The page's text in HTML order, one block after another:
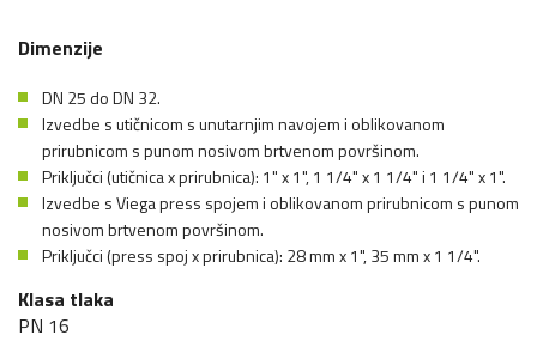
Dimenzije
DN 25 do DN 32.
Izvedbe s utičnicom s unutarnjim navojem i oblikovanom
prirubnicom s punom nosivom brtvenom površinom.
Priključci (utičnica x prirubnica): 1" x 1", 1 1/4" x 1 1/4" i 1 1/4" x 1".
Izvedbe s Viega press spojem i oblikovanom prirubnicom s punom
nosivom brtvenom površinom.
Priključci (press spoj x prirubnica): 28 mm x 1", 35 mm x 1 1/4".
Klasa tlaka
PN 16